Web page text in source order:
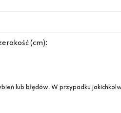
(cm):
lub błędów. W przypadku